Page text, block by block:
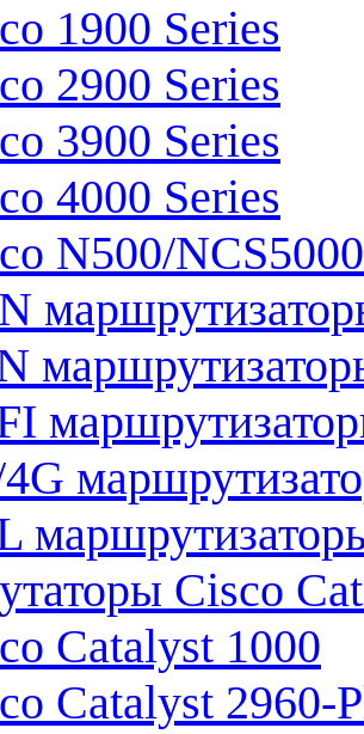
1900 Series
2900 Series
3900 Series
4000 Series
N500/
Cisco
Catalyst 1000
Catalyst 2960-